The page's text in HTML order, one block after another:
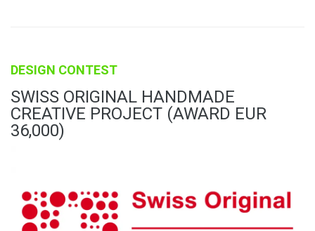
DESIGN CONTEST
SWISS ORIGINAL HANDMADE
CREATIVE PROJECT (AWARD EUR
36,000)